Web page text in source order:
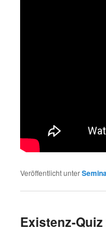
Veröffentlicht unter
Existenz-Quiz